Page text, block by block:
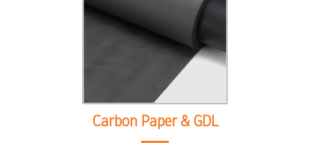
Carbon Paper & GDL